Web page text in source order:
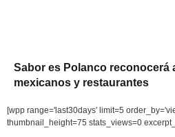
Sabor es Polanco reconocerá
mexicanos y restaurantes
[wpp range='last30days' limit=5
thumbnail_height=75 stats_views=0